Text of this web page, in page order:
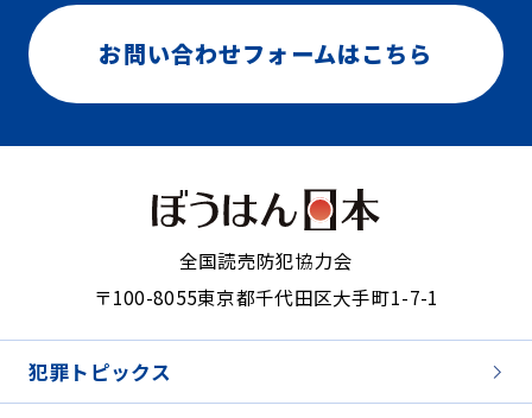
お問い合わせフォームはこちら
全国読売防犯協力会
〒100-8055東京都千代田区大手町1-7-1
犯罪トピックス